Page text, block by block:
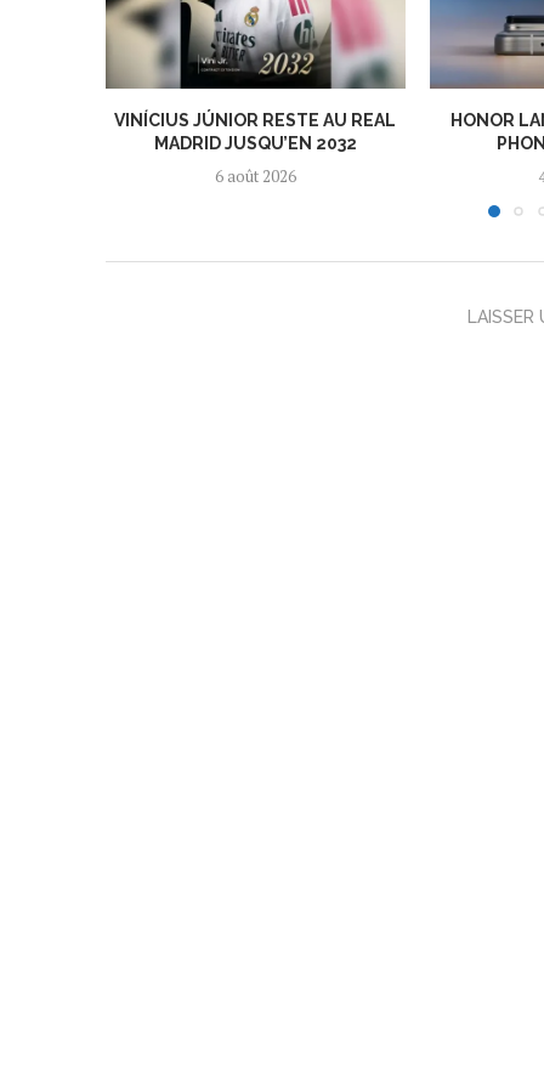
VINÍCIUS JÚNIOR RESTE AU REAL
MADRID JUSQU’EN 2032
6 août 2026
HONOR
LAISSER